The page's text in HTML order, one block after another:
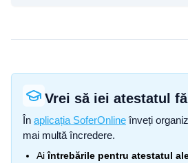
Vrei să iei atestatul
În aplicația SoferOnline înveți
mai multă încredere.
Aiîntrebările pentru atestatul